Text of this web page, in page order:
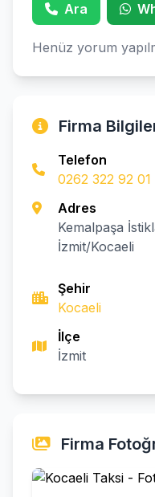
Ara
Henüz yorum
Firma
Telefon
0262 322 92 01
Adres
Kemalpaşa
İzmit/Kocaeli
Şehir
Kocaeli
İlçe
İzmit
Firma